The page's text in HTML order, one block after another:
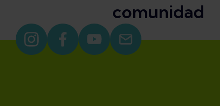
comunidad